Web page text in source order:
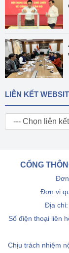
LIÊN KẾT
CỔNG
Đơn vị
Địa chỉ:
Số điện thoại liên
Chịu trách nhiệm